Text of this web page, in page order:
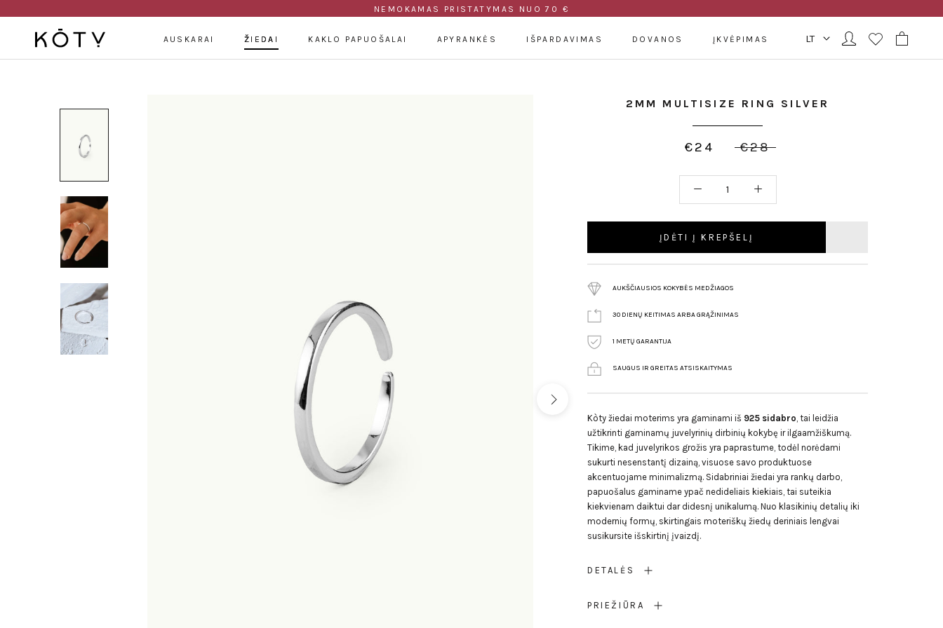
NEMOKAMAS PRISTATYMAS NUO 70 €
AUSKARAI ŽIEDAI KAKLO PAPUOŠALAI APYRANKĖS IŠPARDAVIMAS DOVANOS ĮKVĖPIMAS
2MM MULTISIZE RING SILVER
€24 €28
ĮDĖTI Į KREPŠELĮ
AUKŠČIAUSIOS KOKYBĖS MEDŽIAGOS
30 DIENŲ KEITIMAS ARBA GRĄŽINIMAS
1 METŲ GARANTIJA
SAUGUS IR GREITAS ATSISKAITYMAS
Kòty žiedai moterims yra gaminami iš 925 sidabro , tai leidžia
užtikrinti gaminamų juvelyrinių dirbinių kokybę ir ilgaamžiškumą.
Tikime, kad juvelyrikos grožis yra paprastume, todėl norėdami
sukurti nesenstantį dizainą, visuose savo produktuose
akcentuojame minimalizmą. Sidabriniai žiedai yra rankų darbo,
papuošalus gaminame ypač nedideliais kiekiais, tai suteikia
kiekvienam daiktui dar didesnį unikalumą. Nuo klasikinių detalių iki
modernių formų, skirtingais moteriškų žiedų deriniais lengvai
susikursite išskirtinį įvaizdį.
DETALĖS
PRIEŽIŪRA